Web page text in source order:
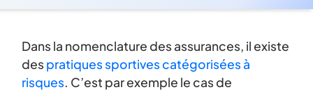
Dans la nomenclature des assurances, il existe
des pratiques sportives catégorisées à
risques. C’est par exemple le cas de